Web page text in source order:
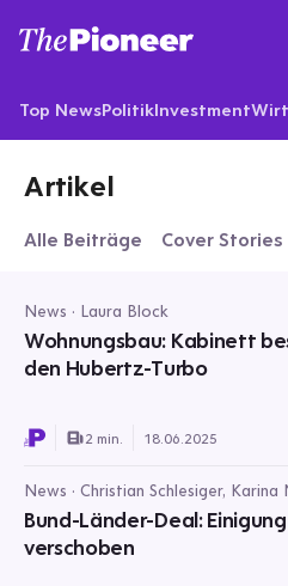
Top NewsPolitikInvestment
Artikel
Alle Beiträge Cover Stories
News · Laura Block
Wohnungsbau: Kabinett
den Hubertz-Turbo
2 min. 18.06.2025
News · Christian Schlesiger,
Bund-Länder-Deal: Einigung
verschoben